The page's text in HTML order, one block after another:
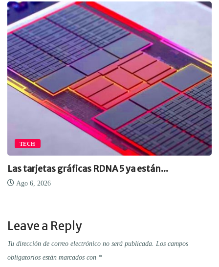
TECH
Las tarjetas gráficas RDNA 5 ya están...
Ago 6, 2026
Leave a Reply
Tu dirección de correo electrónico no será publicada. Los campos
obligatorios están marcados con *